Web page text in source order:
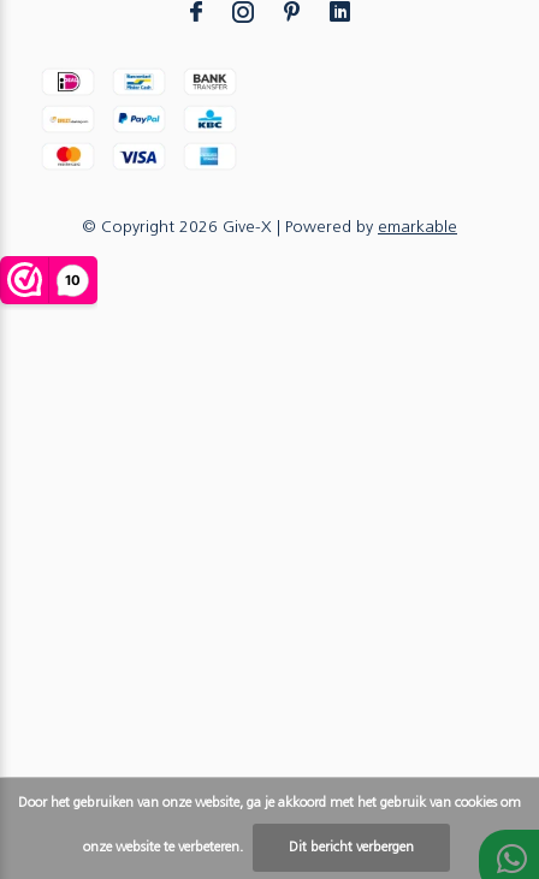
© Copyright 2026 Give-X | Powered by emarkable
Door het gebruiken van onze website, ga je akkoord met het gebruik van cookies om
onze website te verbeteren. Dit bericht verbergen